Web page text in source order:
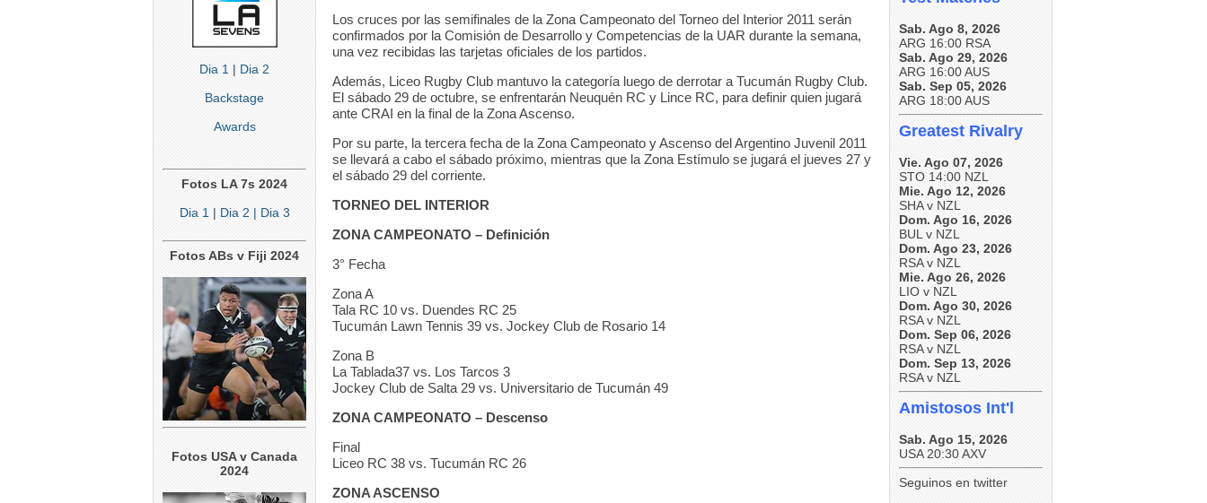
Dia 1 | Dia 2
Backstage
Awards
Fotos LA 7s 2024
Dia 1 | Dia 2 | Dia 3
Fotos ABs v Fiji 2024
Fotos USA v Canada
2024
Los cruces por las semifinales de la Zona Campeonato del Torneo del Interior 2011 serán
confirmados por la Comisión de Desarrollo y Competencias de la UAR durante la semana,
una vez recibidas las tarjetas oficiales de los partidos.
Además, Liceo Rugby Club mantuvo la categoría luego de derrotar a Tucumán Rugby Club.
El sábado 29 de octubre, se enfrentarán Neuquén RC y Lince RC, para definir quien jugará
ante CRAI en la final de la Zona Ascenso.
Por su parte, la tercera fecha de la Zona Campeonato y Ascenso del Argentino Juvenil 2011
se llevará a cabo el sábado próximo, mientras que la Zona Estímulo se jugará el jueves 27 y
el sábado 29 del corriente.
TORNEO DEL INTERIOR
ZONA CAMPEONATO – Definición
3° Fecha
Zona A
Tala RC 10 vs. Duendes RC 25
Tucumán Lawn Tennis 39 vs. Jockey Club de Rosario 14
Zona B
La Tablada37 vs. Los Tarcos 3
Jockey Club de Salta 29 vs. Universitario de Tucumán 49
ZONA CAMPEONATO – Descenso
Final
Liceo RC 38 vs. Tucumán RC 26
ZONA ASCENSO
Sab. Ago 8, 2026
ARG 16:00 RSA
Sab. Ago 29, 2026
ARG 16:00 AUS
Sab. Sep 05, 2026
ARG 18:00 AUS
Greatest Rivalry
Vie. Ago 07, 2026
STO 14:00 NZL
Mie. Ago 12, 2026
SHA v NZL
Dom. Ago 16, 2026
BUL v NZL
Dom. Ago 23, 2026
RSA v NZL
Mie. Ago 26, 2026
LIO v NZL
Dom. Ago 30, 2026
RSA v NZL
Dom. Sep 06, 2026
RSA v NZL
Dom. Sep 13, 2026
RSA v NZL
Amistosos Int'l
Sab. Ago 15, 2026
USA 20:30 AXV
Seguinos en twitter